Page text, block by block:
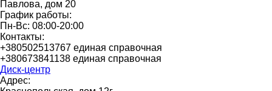
Павлова, дом 20
График работы:
Пн-Вс: 08:00-20:00
Контакты:
+380502513767 единая справочная
+380673841138 единая справочная
Диск-центр
Адрес: